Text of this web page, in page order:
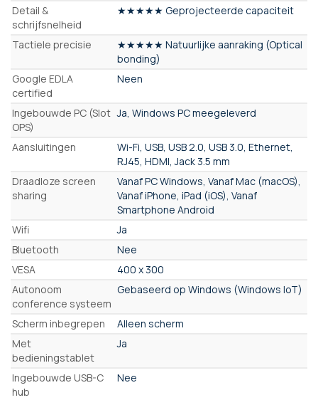
Detail &
schrijfsnelheid
★★★★★ Geprojecteerde capaciteit
Tactiele precisie
★★★★★ Natuurlijke aanraking (Optical
bonding)
Google EDLA
certified
Neen
Ingebouwde PC (Slot
OPS)
Ja, Windows PC meegeleverd
Aansluitingen
Wi-Fi, USB, USB 2.0, USB 3.0, Ethernet,
RJ45, HDMI, Jack 3.5 mm
Draadloze screen
sharing
Vanaf PC Windows, Vanaf Mac (macOS),
Vanaf iPhone, iPad (iOS), Vanaf
Smartphone Android
Wifi
Ja
Bluetooth
Nee
VESA
400 x 300
Autonoom
conference systeem
Gebaseerd op Windows (Windows IoT)
Scherm inbegrepen
Alleen scherm
Met
bedieningstablet
Ja
Ingebouwde USB-C
hub
Nee